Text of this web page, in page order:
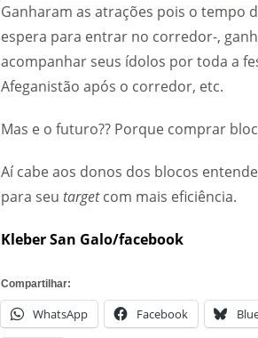
Ganharam as atrações pois o tempo
espera para entrar no corredor-,
acompanhar seus ídolos por toda a
Afeganistão após o corredor, etc.
Mas e o futuro?? Porque comprar
Aí cabe aos donos dos blocos
para seu targetcom mais eficiência.
Kleber San Galo/facebook
Compartilhar:
WhatsApp Facebook